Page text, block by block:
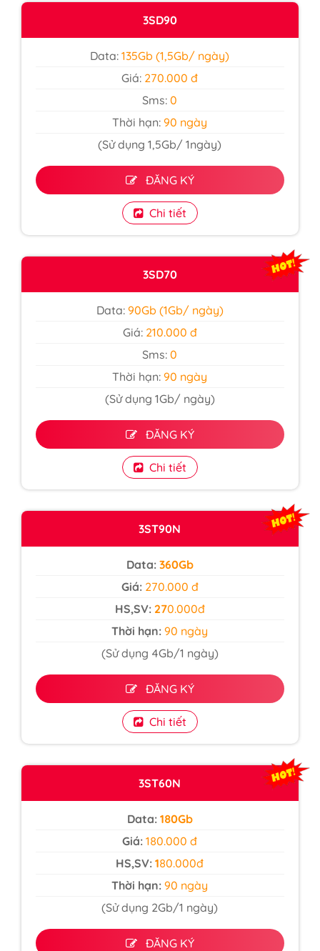
3SD90
Data: 135Gb (1,5Gb/ ngày)
Giá: 270.000 đ
Sms:0
Thời hạn: 90 ngày
(Sử dụng 1,5Gb/ 1ngày)
ĐĂNG KÝ
Chi tiết
3SD70
Data: 90Gb (1Gb/ ngày)
Giá: 210.000 đ
Sms:0
Thời hạn: 90 ngày
(Sử dụng 1Gb/ ngày)
ĐĂNG KÝ
Chi tiết
3ST90N
Data:360Gb
Giá: 270.000 đ
HS,SV:270.000đ
Thời hạn: 90 ngày
(Sử dụng 4Gb/1 ngày)
ĐĂNG KÝ
Chi tiết
3ST60N
Data:180Gb
Giá:180.000 đ
HS,SV: 180.000đ
Thời hạn: 90 ngày
(Sử dụng 2Gb/1 ngày)
ĐĂNG KÝ